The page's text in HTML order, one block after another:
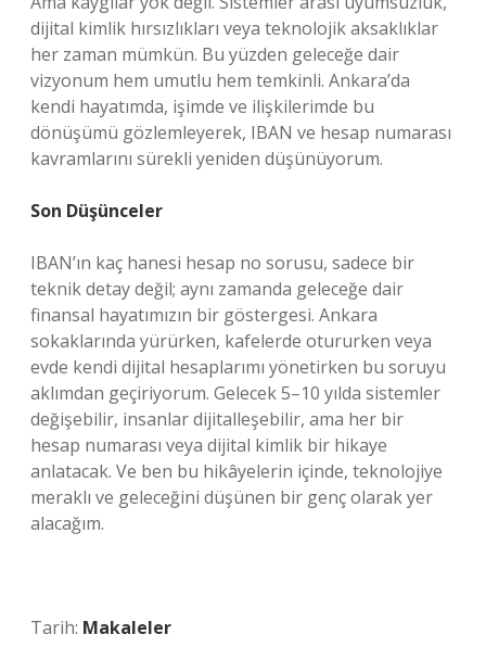
dijital kimlik hırsızlıkları veya teknolojik aksaklıklar
her zaman mümkün. Bu yüzden geleceğe dair
vizyonum hem umutlu hem temkinli. Ankara’da
kendi hayatımda, işimde ve ilişkilerimde bu
dönüşümü gözlemleyerek, IBAN ve hesap numarası
kavramlarını sürekli yeniden düşünüyorum.
Son Düşünceler
IBAN’ın kaç hanesi hesap no sorusu, sadece bir
teknik detay değil; aynı zamanda geleceğe dair
finansal hayatımızın bir göstergesi. Ankara
sokaklarında yürürken, kafelerde otururken veya
evde kendi dijital hesaplarımı yönetirken bu soruyu
aklımdan geçiriyorum. Gelecek 5–10 yılda sistemler
değişebilir, insanlar dijitalleşebilir, ama her bir
hesap numarası veya dijital kimlik bir hikaye
anlatacak. Ve ben bu hikâyelerin içinde, teknolojiye
meraklı ve geleceğini düşünen bir genç olarak yer
alacağım.
Tarih: Makaleler